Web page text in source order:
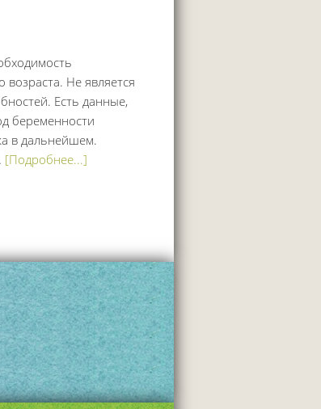
Не является
Есть данные,
беременности
в дальнейшем.
[Подробнее...]